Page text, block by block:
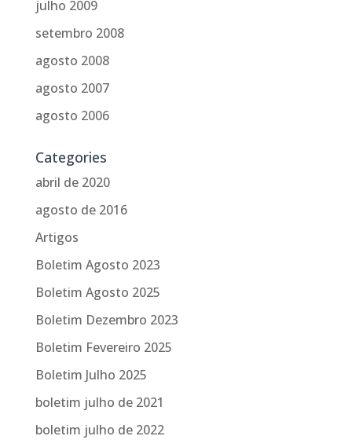
julho 2009
setembro 2008
agosto 2008
agosto 2007
agosto 2006
Categories
abril de 2020
agosto de 2016
Artigos
Boletim Agosto 2023
Boletim Agosto 2025
Boletim Dezembro 2023
Boletim Fevereiro 2025
Boletim Julho 2025
boletim julho de 2021
boletim julho de 2022